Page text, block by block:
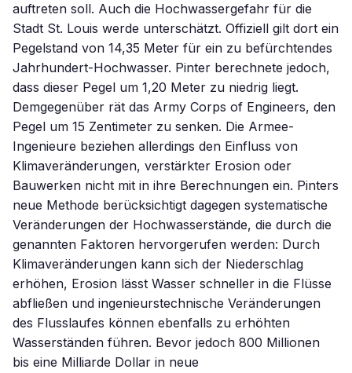
auftreten soll. Auch die Hochwassergefahr für die
Stadt St. Louis werde unterschätzt. Offiziell gilt dort ein
Pegelstand von 14,35 Meter für ein zu befürchtendes
Jahrhundert-Hochwasser. Pinter berechnete jedoch,
dass dieser Pegel um 1,20 Meter zu niedrig liegt.
Demgegenüber rät das Army Corps of Engineers, den
Pegel um 15 Zentimeter zu senken. Die Armee-
Ingenieure beziehen allerdings den Einfluss von
Klimaveränderungen, verstärkter Erosion oder
Bauwerken nicht mit in ihre Berechnungen ein. Pinters
neue Methode berücksichtigt dagegen systematische
Veränderungen der Hochwasserstände, die durch die
genannten Faktoren hervorgerufen werden: Durch
Klimaveränderungen kann sich der Niederschlag
erhöhen, Erosion lässt Wasser schneller in die Flüsse
abfließen und ingenieurstechnische Veränderungen
des Flusslaufes können ebenfalls zu erhöhten
Wasserständen führen. Bevor jedoch 800 Millionen
bis eine Milliarde Dollar in neue